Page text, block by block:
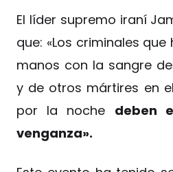
El líder supremo iraní
que: «Los criminales
manos con la sangre
y de otros mártires en
por la noche deben
venganza».